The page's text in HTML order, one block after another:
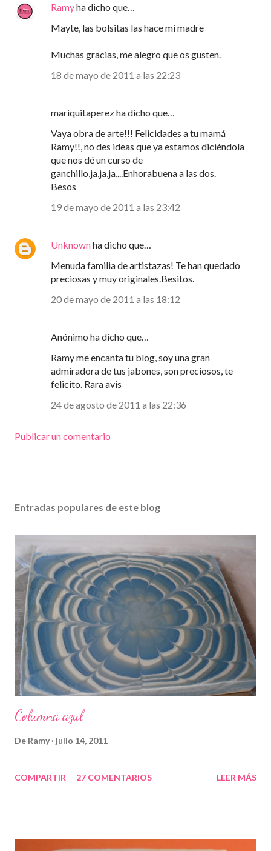
Ramyha dicho que…
Mayte, las bolsitas las hace mi madre
Muchas gracias, me alegro que os gusten.
18 de mayo de 2011 a las 22:23
mariquitaperez ha dicho que…
Vaya obra de arte!!! Felicidades a tu mamá
Ramy!!, no des ideas que ya estamos diciéndola
que nos dé un curso de
ganchillo,ja,ja,ja,...Enhorabuena a las dos.
Besos
19 de mayo de 2011 a las 23:42
Unknownha dicho que…
Menuda familia de artistazas! Te han quedado
preciosas y muy originales.Besitos.
20 de mayo de 2011 a las 18:12
Anónimo ha dicho que…
Ramy me encanta tu blog, soy una gran
admiradora de tus jabones, son preciosos, te
felicito. Rara avis
24 de agosto de 2011 a las 22:36
Publicar un comentario
Entradas populares de este blog
Columna azul
De Ramy julio 14, 2011
COMPARTIR 27 COMENTARIOS LEER MÁS